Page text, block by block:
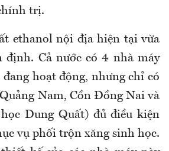
trị.
ethanol nội địa hiện tại vừa
định. Cả nước có 4 nhà máy
hoạt động, nhưng chỉ có
Nam, Cồn Đồng Nai và
Dung Quất) đủ điều kiện
vụ phối trộn xăng sinh học.